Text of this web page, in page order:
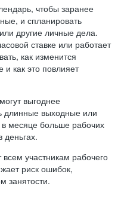
чтобы заранее
и спланировать
другие личные дела.
ставке или работает
как изменится
и как это повлияет
выгоднее
длинные выходные или
в месяце больше рабочих
участникам рабочего
риск ошибок,
занятости.